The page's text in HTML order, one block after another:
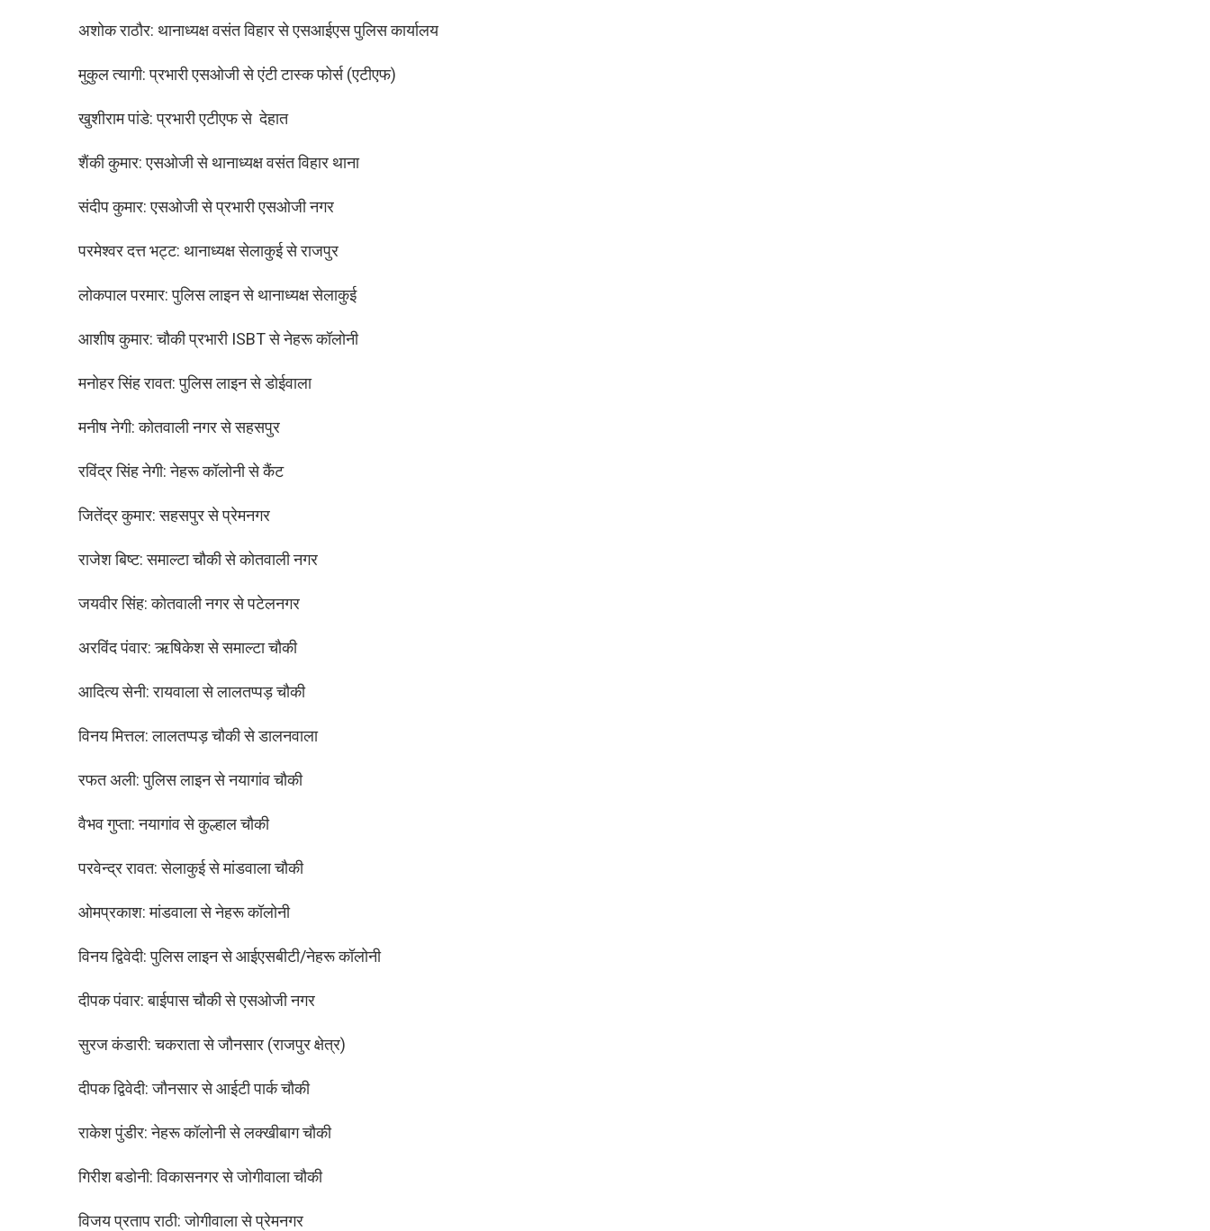
अशोक राठौर: थानाध्यक्ष वसंत विहार से एसआईएस पुलिस कार्यालय
मुकुल त्यागी: प्रभारी एसओजी से एंटी टास्क फोर्स (एटीएफ)
खुशीराम पांडे: प्रभारी एटीएफ से देहात
शैंकी कुमार: एसओजी से थानाध्यक्ष वसंत विहार थाना
संदीप कुमार: एसओजी से प्रभारी एसओजी नगर
परमेश्वर दत्त भट्ट: थानाध्यक्ष सेलाकुई से राजपुर
लोकपाल परमार: पुलिस लाइन से थानाध्यक्ष सेलाकुई
आशीष कुमार: चौकी प्रभारी ISBT से नेहरू कॉलोनी
मनोहर सिंह रावत: पुलिस लाइन से डोईवाला
मनीष नेगी: कोतवाली नगर से सहसपुर
रविंद्र सिंह नेगी: नेहरू कॉलोनी से कैंट
जितेंद्र कुमार: सहसपुर से प्रेमनगर
राजेश बिष्ट: समाल्टा चौकी से कोतवाली नगर
जयवीर सिंह: कोतवाली नगर से पटेलनगर
अरविंद पंवार: ऋषिकेश से समाल्टा चौकी
आदित्य सेनी: रायवाला से लालतप्पड़ चौकी
विनय मित्तल: लालतप्पड़ चौकी से डालनवाला
रफत अली: पुलिस लाइन से नयागांव चौकी
वैभव गुप्ता: नयागांव से कुल्हाल चौकी
परवेन्द्र रावत: सेलाकुई से मांडवाला चौकी
ओमप्रकाश: मांडवाला से नेहरू कॉलोनी
विनय द्विवेदी: पुलिस लाइन से आईएसबीटी/नेहरू कॉलोनी
दीपक पंवार: बाईपास चौकी से एसओजी नगर
सुरज कंडारी: चकराता से जौनसार (राजपुर क्षेत्र)
दीपक द्विवेदी: जौनसार से आईटी पार्क चौकी
राकेश पुंडीर: नेहरू कॉलोनी से लक्खीबाग चौकी
गिरीश बडोनी: विकासनगर से जोगीवाला चौकी
विजय प्रताप राठी: जोगीवाला से प्रेमनगर